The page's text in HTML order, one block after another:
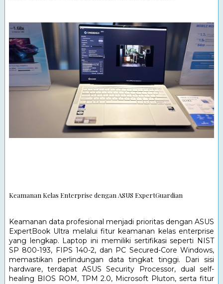
Keamanan Kelas Enterprise dengan ASUS ExpertGuardian
Keamanan data profesional menjadi prioritas dengan ASUS
ExpertBook Ultra melalui fitur keamanan kelas enterprise
yang lengkap. Laptop ini memiliki sertifikasi seperti NIST
SP 800-193, FIPS 140-2, dan PC Secured-Core Windows,
memastikan perlindungan data tingkat tinggi. Dari sisi
hardware, terdapat ASUS Security Processor, dual self-
healing BIOS ROM, TPM 2.0, Microsoft Pluton, serta fitur